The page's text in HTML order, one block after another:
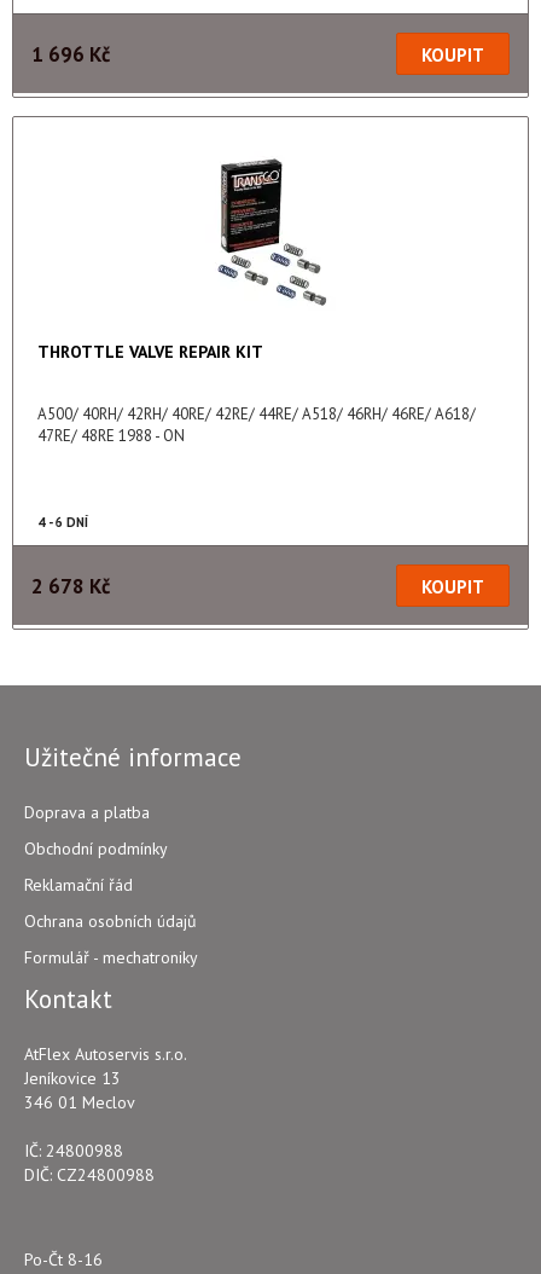
1 696 Kč
THROTTLE VALVE REPAIR KIT
A500/ 40RH/ 42RH/ 40RE/ 42RE/ 44RE/ A518/ 46RH/ 46RE/ A618/
47RE/ 48RE 1988 - ON
4 - 6 DNÍ
2 678 Kč
Užitečné informace
Doprava a platba
Obchodní podmínky
Reklamační řád
Ochrana osobních údajů
Formulář - mechatroniky
Kontakt
AtFlex Autoservis s.r.o.
Jeníkovice 13
346 01 Meclov
IČ: 24800988
DIČ: CZ24800988
Po-Čt 8-16